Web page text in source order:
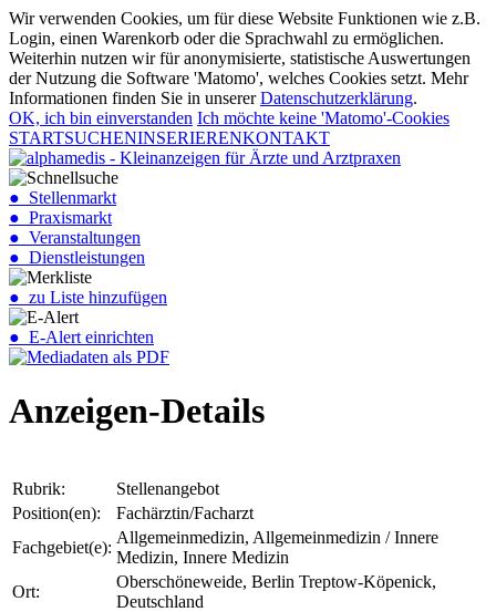
Wir verwenden Cookies, um für diese Website Funktionen wie z.B.
Login, einen Warenkorb oder die Sprachwahl zu ermöglichen.
Weiterhin nutzen wir für anonymisierte, statistische Auswertungen
der Nutzung die Software 'Matomo', welches Cookies setzt. Mehr
Informationen finden Sie in unsererDatenschutzerklärung.
OK, ich bin einverstanden Ich möchte keine 'Matomo'-Cookies
STARTSUCHENINSERIERENKONTAKT
● Stellenmarkt
● Praxismarkt
● Veranstaltungen
● Dienstleistungen
● zu Liste hinzufügen
● E-Alert einrichten
Anzeigen-Details
Rubrik:
Stellenangebot
Position(en):
Fachärztin/Facharzt
Fachgebiet(e):
Allgemeinmedizin, Allgemeinmedizin / Innere
Medizin, Innere Medizin
Ort:
Oberschöneweide, Berlin Treptow-Köpenick,
Deutschland